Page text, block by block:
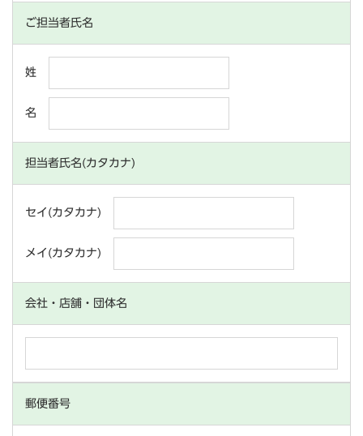
ご担当者氏名
姓
名
担当者氏名(カタカナ)
セイ(カタカナ)
メイ(カタカナ)
会社・店舗・団体名
郵便番号